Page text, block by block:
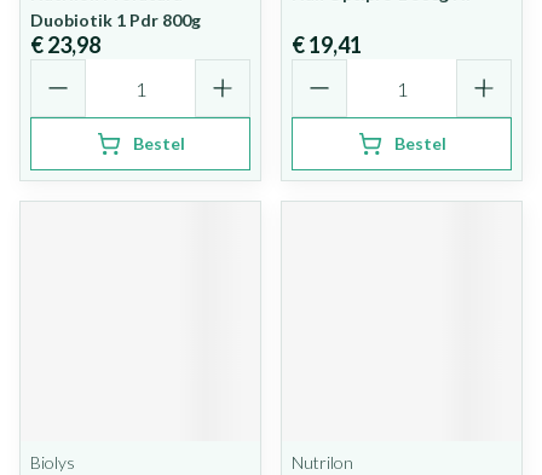
Duobiotik 1 Pdr 800g
€ 23,98
Bestel
€ 19,41
Bestel
Biolys
Nutrilon